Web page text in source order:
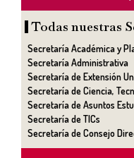
Todas nuestras
Secretaría Académica y
Secretaría Administrativa
Secretaría de Extensión
Secretaría de Ciencia,
Secretaría de Asuntos
Secretaría de TICs
Secretaría de Consejo